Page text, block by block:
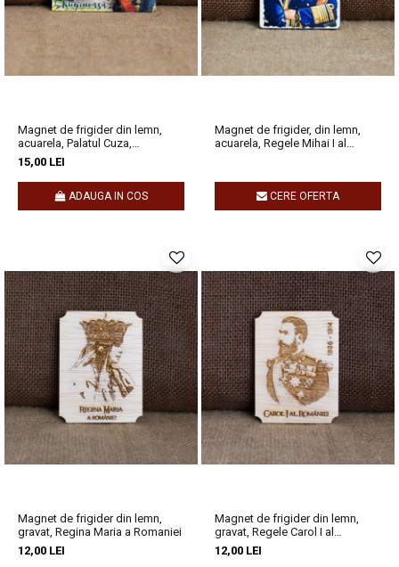
Magnet de frigider din lemn,
acuarela, Palatul Cuza,
Ruginoasa
15,00 LEI
ADAUGA IN COS
Magnet de frigider, din lemn,
acuarela, Regele Mihai I al
CERE OFERTA
Magnet de frigider din lemn,
gravat, Regina Maria a Romaniei
12,00 LEI
Magnet de frigider din lemn,
gravat, Regele Carol I al
Romaniei
12,00 LEI